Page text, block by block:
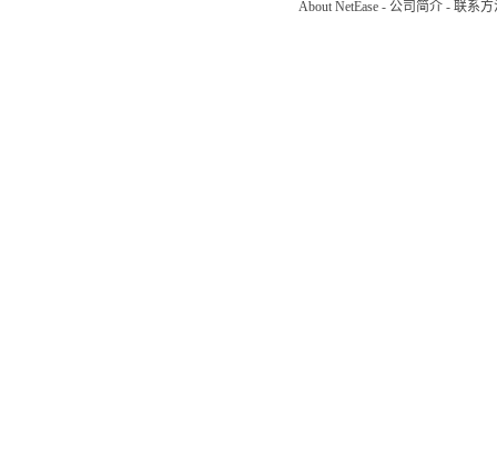
About NetEase - 公司简介 - 联系方